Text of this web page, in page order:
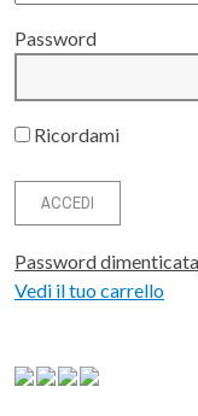
Password
Ricordami
Password dimenticata
Vedi il tuo carrello